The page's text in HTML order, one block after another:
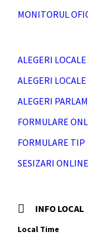
MONITORUL
ALEGERI
ALEGERI
ALEGERI
FORMULARE
FORMULARE TIP
SESIZARI ONLINE
INFO LOCAL
Local Time